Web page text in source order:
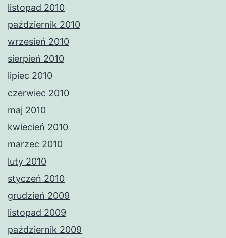
listopad 2010
październik 2010
wrzesień 2010
sierpień 2010
lipiec 2010
czerwiec 2010
maj 2010
kwiecień 2010
marzec 2010
luty 2010
styczeń 2010
grudzień 2009
listopad 2009
październik 2009